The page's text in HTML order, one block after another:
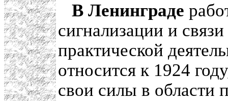
В Ленинграде
сигнализации и
практической
относится к 1924
свои силы в области